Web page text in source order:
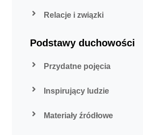
Relacje i związki
Podstawy duchowości
Przydatne pojęcia
Inspirujący ludzie
Materiały źródłowe